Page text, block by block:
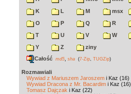
K
L M msx
O
P Q R
T
U V W
Y
Z
ziny
Całość md5 sha (7-Zip TUGZip)
Rozmawiali
Wywiad z Mariuszem Jaroszem i Kaz (16)
Wywiad Dracona z Mr. Bacardim i Kaz (16)
Tomasz Dajczak i Kaz (22)